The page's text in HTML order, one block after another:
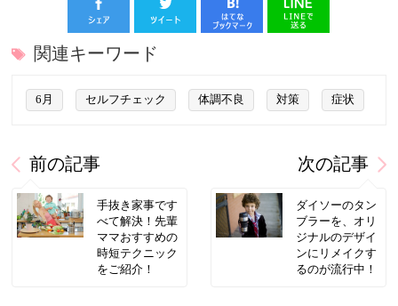
関連キーワード
6月 セルフチェック 体調不良 対策 症状
前の記事
手抜き家事です
べて解決！先輩
ママおすすめの
時短テクニック
をご紹介！
次の記事
ダイソーのタン
ブラーを、オリ
ジナルのデザイ
ンにリメイクす
るのが流行中！